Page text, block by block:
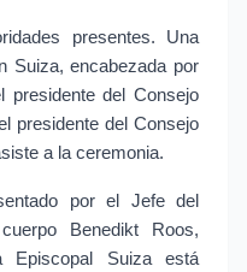
presentes. Una
Suiza, encabezada por
presidente del Consejo
presidente del Consejo
a la ceremonia.
por el Jefe del
Benedikt Roos,
Episcopal Suiza está